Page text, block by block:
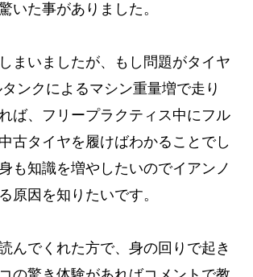
いた事がありました。
まいましたが、もし問題がタイヤ
ンクによるマシン重量増で走り
ば、フリープラクティス中にフル
古タイヤを履けばわかることでし
も知識を増やしたいのでイアンノ
原因を知りたいです。
んでくれた方で、身の回りで起き